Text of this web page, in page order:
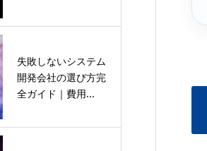
失敗しないシステム
開発会社の選び方完
全ガイド｜費用...